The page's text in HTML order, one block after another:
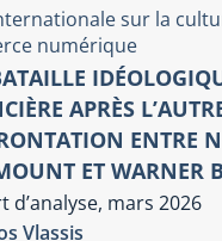
sur la
numérique
APRÈS
ENTRE
ET WARNER
d’analyse, mars 2026
Vlassis